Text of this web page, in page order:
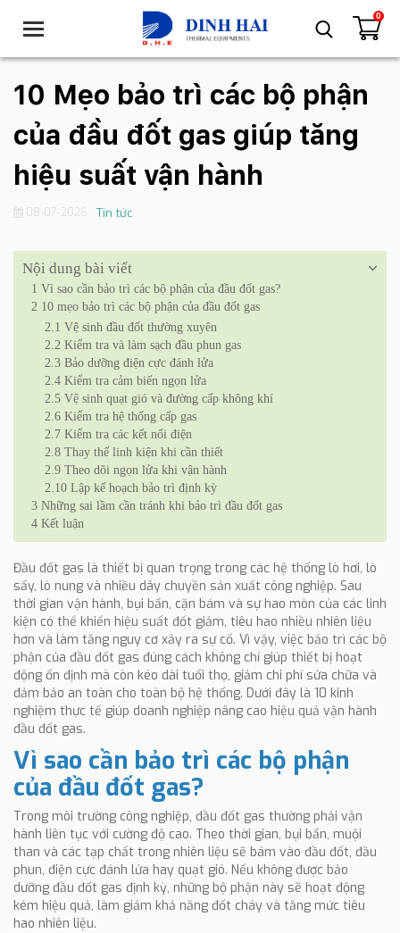
T
g
g
l
e
n
a
v
i
t
i
o
0
10 Mẹo bảo trì các bộ phận
của đầu đốt gas giúp tăng
hiệu suất vận hành
08-07-2026 Tin tức
Nội dung bài viết
1 Vì sao cần bảo trì các bộ phận của đầu đốt gas?
2 10 mẹo bảo trì các bộ phận của đầu đốt gas
2.1 Vệ sinh đầu đốt thường xuyên
2.2 Kiểm tra và làm sạch đầu phun gas
2.3 Bảo dưỡng điện cực đánh lửa
2.4 Kiểm tra cảm biến ngọn lửa
2.5 Vệ sinh quạt gió và đường cấp không khí
2.6 Kiểm tra hệ thống cấp gas
2.7 Kiểm tra các kết nối điện
2.8 Thay thế linh kiện khi cần thiết
2.9 Theo dõi ngọn lửa khi vận hành
2.10 Lập kế hoạch bảo trì định kỳ
3 Những sai lầm cần tránh khi bảo trì đầu đốt gas
4 Kết luận
Đầu đốt gas là thiết bị quan trọng trong các hệ thống lò hơi, lò
sấy, lò nung và nhiều dây chuyền sản xuất công nghiệp. Sau
thời gian vận hành, bụi bẩn, cặn bám và sự hao mòn của các linh
kiện có thể khiến hiệu suất đốt giảm, tiêu hao nhiều nhiên liệu
hơn và làm tăng nguy cơ xảy ra sự cố. Vì vậy, việc bảo trì các bộ
phận của đầu đốt gas đúng cách không chỉ giúp thiết bị hoạt
động ổn định mà còn kéo dài tuổi thọ, giảm chi phí sửa chữa và
đảm bảo an toàn cho toàn bộ hệ thống. Dưới đây là 10 kinh
nghiệm thực tế giúp doanh nghiệp nâng cao hiệu quả vận hành
đầu đốt gas.
Vì sao cần bảo trì các bộ phận
của đầu đốt gas?
Trong môi trường công nghiệp, đầu đốt gas thường phải vận
hành liên tục với cường độ cao. Theo thời gian, bụi bẩn, muội
than và các tạp chất trong nhiên liệu sẽ bám vào đầu đốt, đầu
phun, điện cực đánh lửa hay quạt gió. Nếu không được bảo
dưỡng đầu đốt gas định kỳ, những bộ phận này sẽ hoạt động
kém hiệu quả, làm giảm khả năng đốt cháy và tăng mức tiêu
hao nhiên liệu.